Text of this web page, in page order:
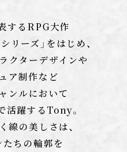
するRPG大作
リーズ」をはじめ、
クターデザインや
ア制作など
ンルにおいて
活躍するTony。
線の美しさは、
たちの輪郭を